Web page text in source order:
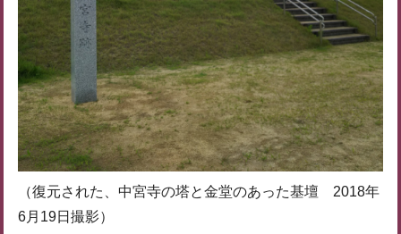
（復元された、中宮寺の塔と金堂のあった基壇 2018年
6月19日撮影）